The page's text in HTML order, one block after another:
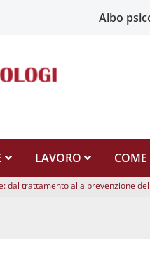
Albo
LAVORO
dal trattamento alla prevenzione